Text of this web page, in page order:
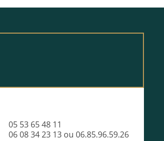
05 53 65 48 11
06 08 34 23 13 ou 06.85.96.59.26